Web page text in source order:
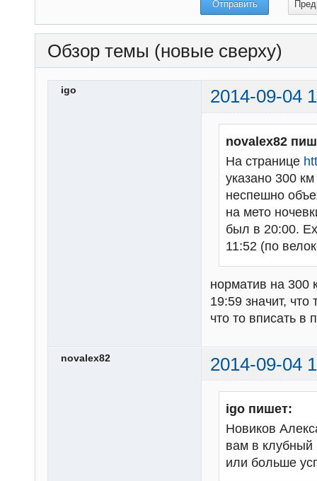
Обзор темы (новые сверху)
igo 2014-09-04
novalex82
На странице
указано 300
неспешно
на мето
был в 20:00.
11:52 (по
норматив на 300
19:59 значит,
что то вписать в
novalex82 2014-09-04
igo пишет:
Новиков
вам в клубный
или больше